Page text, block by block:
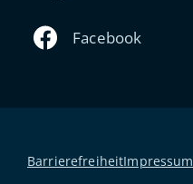
BarrierefreiheitImpressum